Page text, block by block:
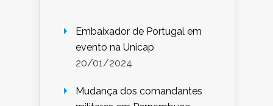
Embaixador de Portugal em
evento na Unicap
20/01/2024
Mudança dos comandantes